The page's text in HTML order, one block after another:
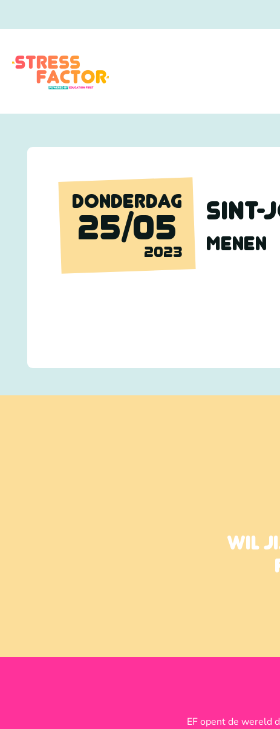
DONDERDAG
25/05
2023
Sint-
MENEN
WIL
EF opent de wereld